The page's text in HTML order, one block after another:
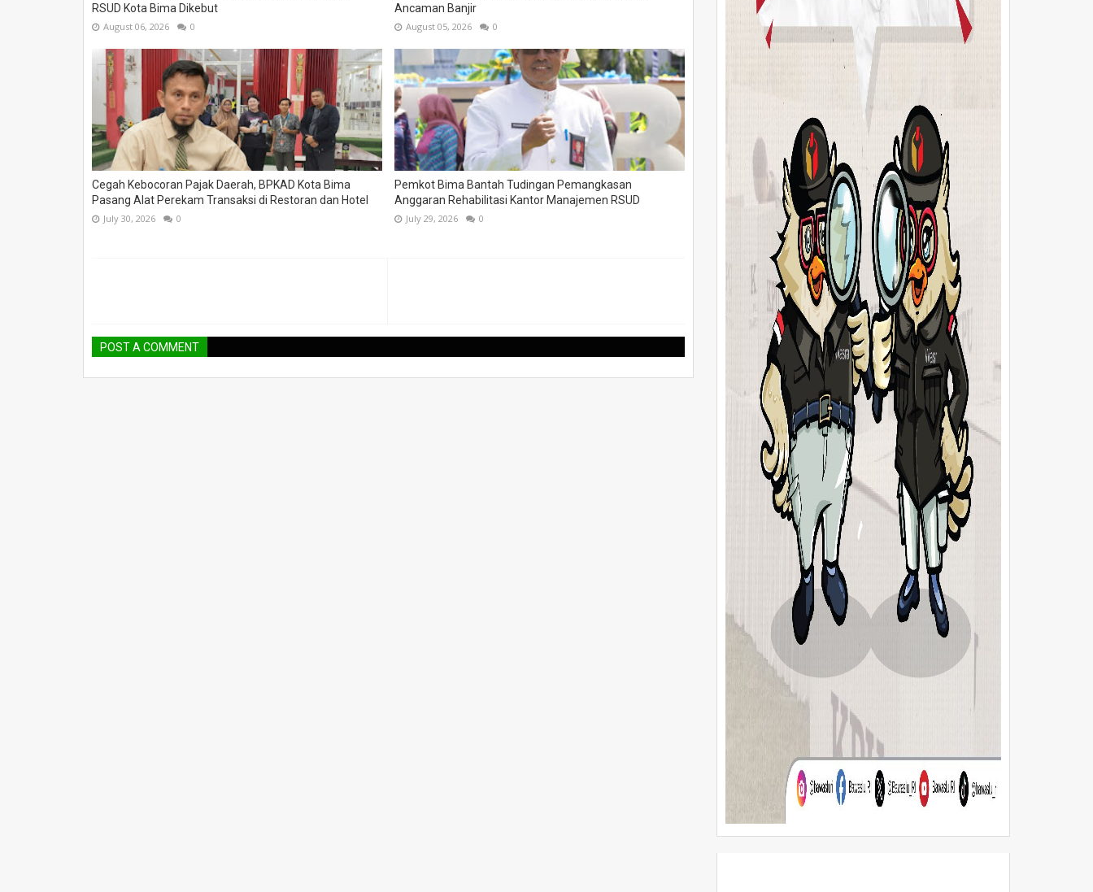
RSUD Kota Bima Dikebut
August 06, 2026 0
Ancaman Banjir
August 05, 2026 0
Cegah Kebocoran Pajak Daerah, BPKAD Kota Bima
Pasang Alat Perekam Transaksi di Restoran dan Hotel
July 30, 2026 0
Pemkot Bima Bantah Tudingan Pemangkasan
Anggaran Rehabilitasi Kantor Manajemen RSUD
July 29, 2026 0
POST A COMMENT